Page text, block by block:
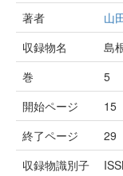
著者
山
収録物名
島
巻
5
開始ページ
15
終了ページ
29
収録物識別子